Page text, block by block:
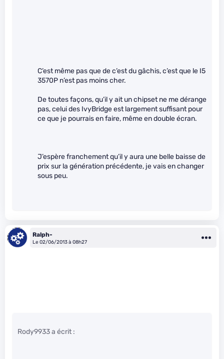
C’est même pas que de c’est du gâchis, c’est que le I5
3570P n’est pas moins cher.
De toutes façons, qu’il y ait un chipset ne me dérange
pas, celui des IvyBridge est largement suffisant pour
ce que je pourrais en faire, même en double écran.
J’espère franchement qu’il y aura une belle baisse de
prix sur la génération précédente, je vais en changer
sous peu.
Ralph-
Le 02/06/2013 à 08h27
Rody9933 a écrit :